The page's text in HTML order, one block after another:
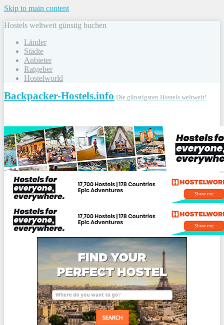
Skip to main content
Hostels weltweit günstig buchen
Länder
Städte
Anbieter
Ratgeber
Hostelworld
Backpacker-Hostels.info Die günstigsten Hostels weltweit!